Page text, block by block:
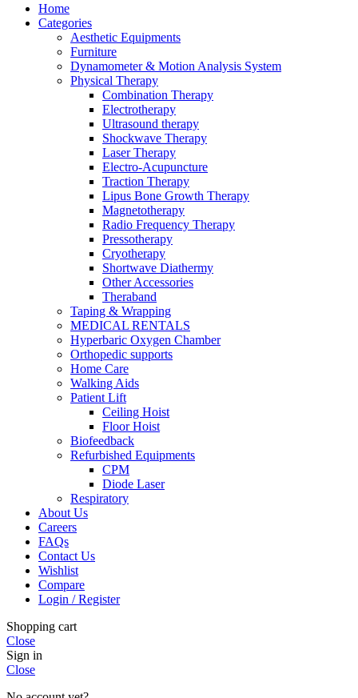
Home
Categories
Aesthetic Equipments
Furniture
Dynamometer & Motion Analysis System
Physical Therapy
Combination Therapy
Electrotherapy
Ultrasound therapy
Shockwave Therapy
Laser Therapy
Electro-Acupuncture
Traction Therapy
Lipus Bone Growth Therapy
Magnetotherapy
Radio Frequency Therapy
Pressotherapy
Cryotherapy
Shortwave Diathermy
Other Accessories
Theraband
Taping & Wrapping
MEDICAL RENTALS
Hyperbaric Oxygen Chamber
Orthopedic supports
Home Care
Walking Aids
Patient Lift
Ceiling Hoist
Floor Hoist
Biofeedback
Refurbished Equipments
CPM
Diode Laser
Respiratory
About Us
Careers
FAQs
Contact Us
Wishlist
Compare
Login / Register
Shopping cart
Close
Sign in
Close